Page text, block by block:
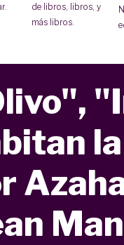
de libros, libros, y
más libros.